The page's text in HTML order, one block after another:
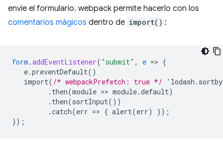
envíe el formulario. webpack permite hacerlo con los
comentarios mágicos dentro de import() :
form .addEventListener( "submit" , e => {
e.preventDefault()
import( /* webpackPrefetch: true */
.then(module => module.default)
.then(sortInput())
.catch(err => { alert(err) });
});